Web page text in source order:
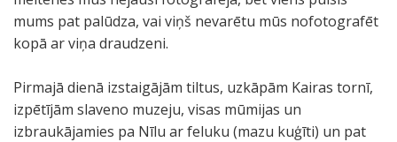
mums pat palūdza, vai viņš nevarētu mūs nofotografēt
kopā ar viņa draudzeni.
Pirmajā dienā izstaigājām tiltus, uzkāpām Kairas tornī,
izpētījām slaveno muzeju, visas mūmijas un
izbraukājamies pa Nīlu ar feluku (mazu kuģīti) un pat